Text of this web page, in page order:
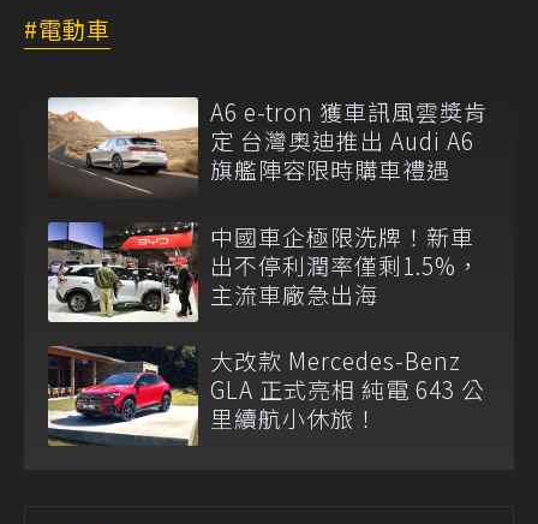
電動車
A6 e-tron 獲車訊風雲獎肯
定 台灣奧迪推出 Audi A6
旗艦陣容限時購車禮遇
中國車企極限洗牌！新車
出不停利潤率僅剩1.5%，
主流車廠急出海
大改款 Mercedes-Benz
GLA 正式亮相 純電 643 公
里續航小休旅！